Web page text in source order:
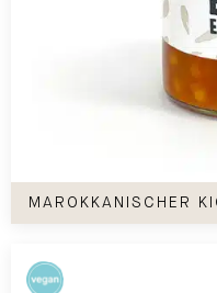
Marokkanischer
MAROKKANISCHER